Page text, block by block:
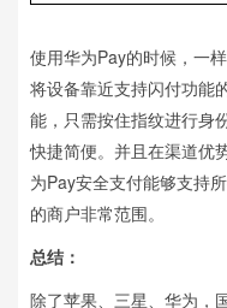
使用华为Pay的时候，一
将设备靠近支持闪付功能
能，只需按住指纹进行身
快捷简便。并且在渠道优
为Pay安全支付能够支持
的商户非常范围。
总结：
除了苹果、三星、华为，